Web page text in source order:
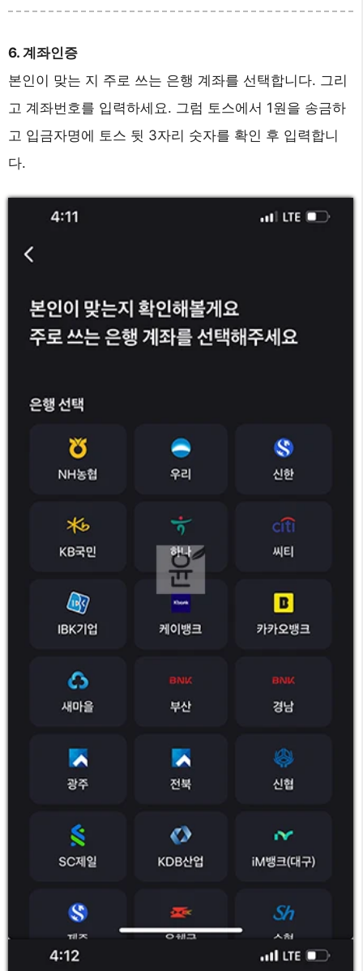
6. 계좌인증
본인이 맞는 지 주로 쓰는 은행 계좌를 선택합니다. 그리
고 계좌번호를 입력하세요. 그럼 토스에서 1원을 송금하
고 입금자명에 토스 뒷 3자리 숫자를 확인 후 입력합니
다.